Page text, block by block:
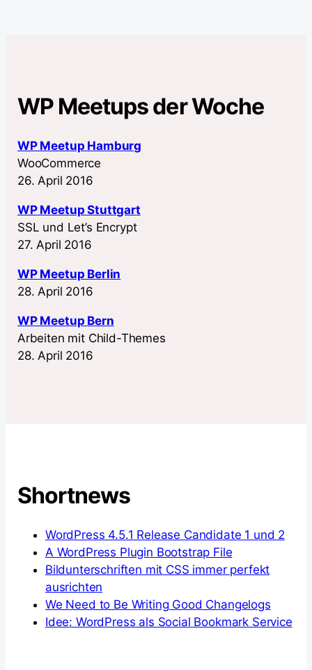
WP Meetups der Woche
WP Meetup Hamburg
WooCommerce
26. April 2016
WP Meetup Stuttgart
SSL und Let’s Encrypt
27. April 2016
WP Meetup Berlin
28. April 2016
WP Meetup Bern
Arbeiten mit Child-Themes
28. April 2016
Shortnews
WordPress 4.5.1 Release Candidate 1 und 2
A WordPress Plugin Bootstrap File
Bildunterschriften mit CSS immer perfekt
ausrichten
We Need to Be Writing Good Changelogs
Idee: WordPress als Social Bookmark Service